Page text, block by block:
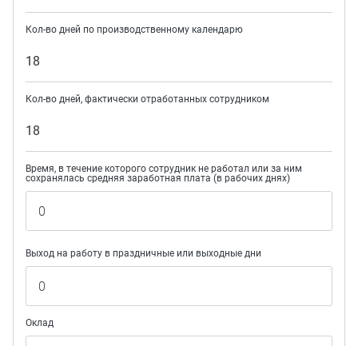
Кол-во дней по производственному календарю
18
Кол-во дней, фактически отработанных сотрудником
18
Время, в течение которого сотрудник не работал или за ним
сохранялась средняя заработная плата (в рабочих днях)
Выход на работу в праздничные или выходные дни
Оклад